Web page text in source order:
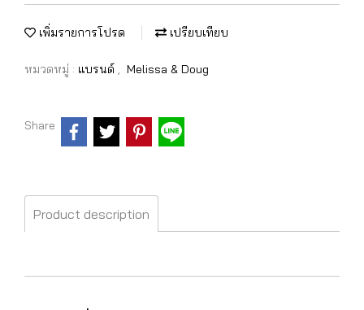
เพิ่มรายการโปรด เปรียบเทียบ
หมวดหมู่ : แบรนด์ , Melissa & Doug
Share
Product description